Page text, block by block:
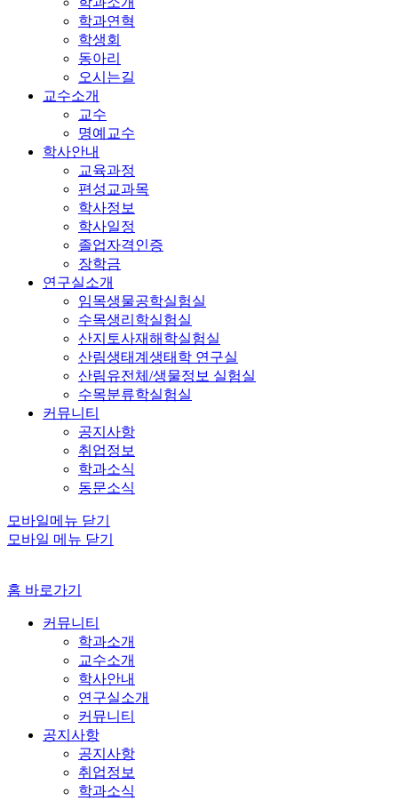
학과연혁
학생회
동아리
오시는길
교수소개
교수
명예교수
학사안내
교육과정
편성교과목
학사정보
학사일정
졸업자격인증
장학금
연구실소개
임목생물공학실험실
수목생리학실험실
산지토사재해학실험실
산림생태계생태학 연구실
산림유전체/생물정보 실험실
수목분류학실험실
커뮤니티
공지사항
취업정보
학과소식
동문소식
모바일메뉴 닫기
모바일 메뉴 닫기
홈 바로가기
커뮤니티
학과소개
교수소개
학사안내
연구실소개
커뮤니티
공지사항
공지사항
취업정보
학과소식